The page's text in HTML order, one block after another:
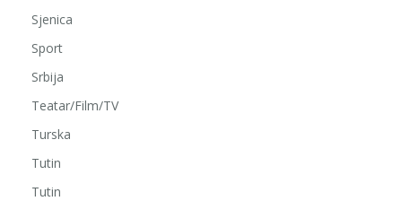
Sjenica
Sport
Srbija
Teatar/Film/TV
Turska
Tutin
Tutin